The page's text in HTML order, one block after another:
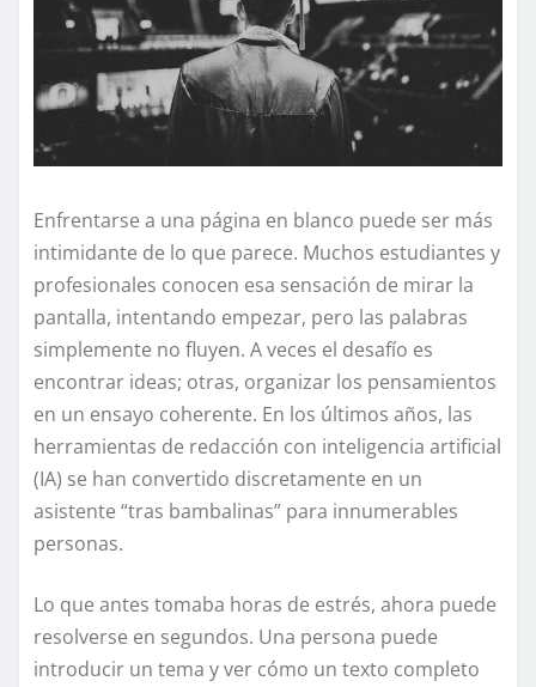
Enfrentarse a una página en blanco puede ser más
intimidante de lo que parece. Muchos estudiantes y
profesionales conocen esa sensación de mirar la
pantalla, intentando empezar, pero las palabras
simplemente no fluyen. A veces el desafío es
encontrar ideas; otras, organizar los pensamientos
en un ensayo coherente. En los últimos años, las
herramientas de redacción con inteligencia artificial
(IA) se han convertido discretamente en un
asistente “tras bambalinas” para innumerables
personas.
Lo que antes tomaba horas de estrés, ahora puede
resolverse en segundos. Una persona puede
introducir un tema y ver cómo un texto completo